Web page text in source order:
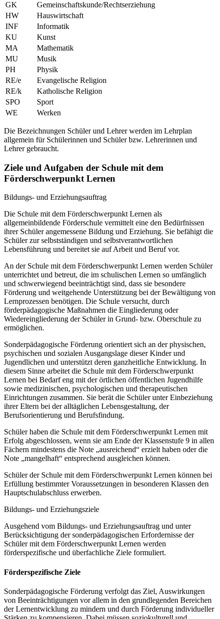
GK
Gemeinschaftskunde/Rechtserziehung
HW
Hauswirtschaft
INF
Informatik
KU
Kunst
MA
Mathematik
MU
Musik
PH
Physik
RE/e
Evangelische Religion
RE/k
Katholische Religion
SPO
Sport
WE
Werken
Die Bezeichnungen Schüler und Lehrer werden im Lehrplan
allgemein für Schülerinnen und Schüler bzw. Lehrerinnen und
Lehrer gebraucht.
Ziele und Aufgaben der Schule mit dem
Förderschwerpunkt Lernen
Bildungs- und Erziehungsauftrag
Die Schule mit dem Förderschwerpunkt Lernen als
allgemeinbildende Förderschule vermittelt eine den Bedürfnissen
ihrer Schüler angemessene Bildung und Erziehung. Sie befähigt die
Schüler zur selbstständigen und selbstverantwortlichen
Lebensführung und bereitet sie auf Arbeit und Beruf vor.
An der Schule mit dem Förderschwerpunkt Lernen werden Schüler
unterrichtet und betreut, die im schulischen Lernen so umfänglich
und schwerwiegend beeinträchtigt sind, dass sie besondere
Förderung und weitgehende Unterstützung bei der Bewältigung von
Lernprozessen benötigen. Die Schule versucht, durch
förderpädagogische Maßnahmen die Eingliederung oder
Wiedereingliederung der Schüler in Grund- bzw. Oberschule zu
ermöglichen.
Sonderpädagogische Förderung orientiert sich an der physischen,
psychischen und sozialen Ausgangslage dieser Kinder und
Jugendlichen und unterstützt deren ganzheitliche Entwicklung. In
diesem Sinne arbeitet die Schule mit dem Förderschwerpunkt
Lernen bei Bedarf eng mit der örtlichen öffentlichen Jugendhilfe
sowie medizinischen, psychologischen und therapeutischen
Einrichtungen zusammen. Sie berät die Schüler unter Einbeziehung
ihrer Eltern bei der alltäglichen Lebensgestaltung, der
Berufsorientierung und Berufsfindung.
Schüler haben die Schule mit dem Förderschwerpunkt Lernen mit
Erfolg abgeschlossen, wenn sie am Ende der Klassenstufe 9 in allen
Fächern mindestens die Note „ausreichend“ erzielt haben oder die
Note „mangelhaft“ entsprechend ausgleichen können.
Schüler der Schule mit dem Förderschwerpunkt Lernen können bei
Erfüllung bestimmter Voraussetzungen in besonderen Klassen den
Hauptschulabschluss erwerben.
Bildungs- und Erziehungsziele
Ausgehend vom Bildungs- und Erziehungsauftrag und unter
Berücksichtigung der sonderpädagogischen Erfordernisse der
Schüler mit dem Förderschwerpunkt Lernen werden
förderspezifische und überfachliche Ziele formuliert.
Förderspezifische Ziele
Sonderpädagogische Förderung verfolgt das Ziel, Auswirkungen
von Beeinträchtigungen vor allem in den grundlegenden Bereichen
der Lernentwicklung zu mindern und durch Förderung individueller